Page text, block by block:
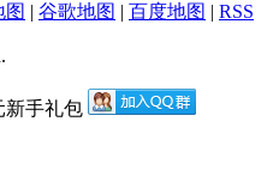
图 | 谷歌地图 | 百度地图 | RSS
新手礼包